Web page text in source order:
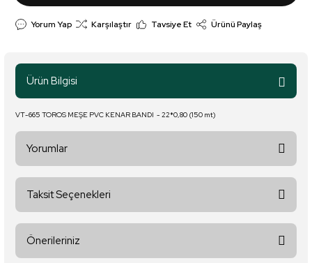
Yorum Yap Karşılaştır Tavsiye Et Ürünü Paylaş
Ürün Bilgisi
VT-665 TOROS MEŞE PVC KENAR BANDI - 22*0,80 (150 mt)
Yorumlar
Taksit Seçenekleri
Önerileriniz